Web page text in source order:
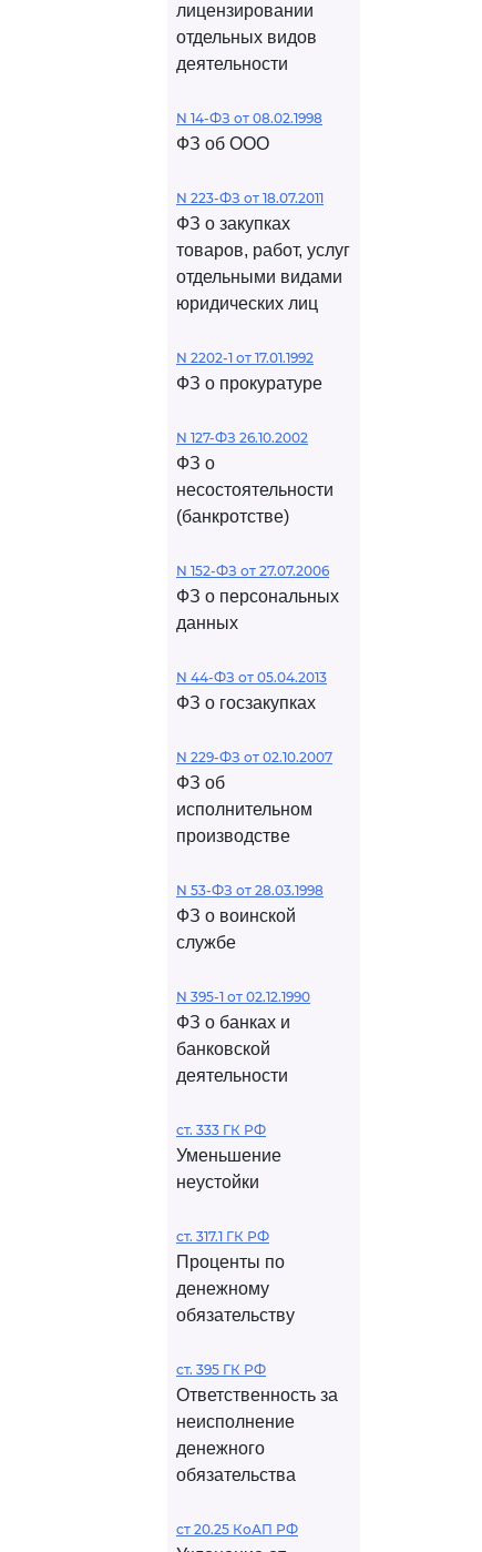
лицензировании
отдельных видов
деятельности
N 14-ФЗ от 08.02.1998
ФЗ об ООО
N 223-ФЗ от 18.07.2011
ФЗ о закупках
товаров, работ, услуг
отдельными видами
юридических лиц
N 2202-1 от 17.01.1992
ФЗ о прокуратуре
N 127-ФЗ 26.10.2002
ФЗ о
несостоятельности
(банкротстве)
N 152-ФЗ от 27.07.2006
ФЗ о персональных
данных
N 44-ФЗ от 05.04.2013
ФЗ о госзакупках
N 229-ФЗ от 02.10.2007
ФЗ об
исполнительном
производстве
N 53-ФЗ от 28.03.1998
ФЗ о воинской
службе
N 395-1 от 02.12.1990
ФЗ о банках и
банковской
деятельности
ст. 333 ГК РФ
Уменьшение
неустойки
ст. 317.1 ГК РФ
Проценты по
денежному
обязательству
ст. 395 ГК РФ
Ответственность за
неисполнение
денежного
обязательства
ст 20.25 КоАП РФ